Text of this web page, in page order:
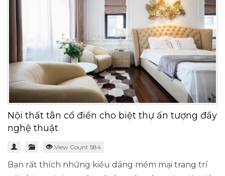
Nội thất tân cổ điển cho biệt thự ấn tượng đầy
nghệ thuật
View Count 584
Bạn rất thích những kiểu dáng mềm mại trang trí